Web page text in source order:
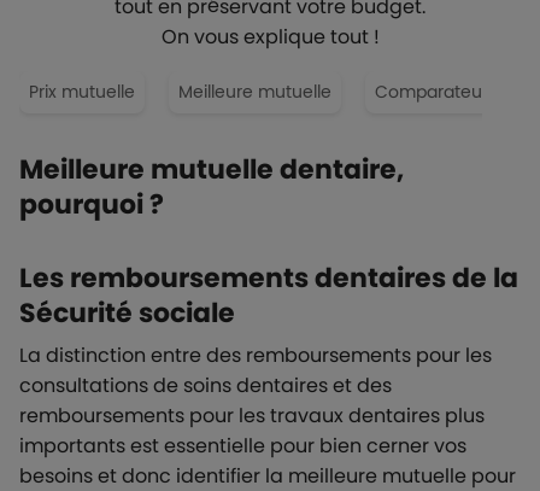
tout en préservant votre budget.
On vous explique tout !
Prix mutuelle Meilleure mutuelle Comparateur
Meilleure mutuelle dentaire,
pourquoi ?
Les remboursements dentaires de la
Sécurité sociale
La distinction entre des remboursements pour les
consultations de soins dentaires et des
remboursements pour les travaux dentaires plus
importants est essentielle pour bien cerner vos
besoins et donc identifier la meilleure mutuelle pour